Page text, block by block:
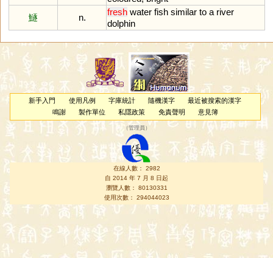
鱁
n.
fresh water fish similar to a river
dolphin
新手入門 使用凡例 字庫統計 隨機漢字
最近被搜索的漢字
鳴謝
製作單位 私隱政策 免責聲明 意見簿
（管理員 ）
在線人數： 2982
自 2014 年 7 月 8 日起
瀏覽人數： 80130331
使用次數： 294044023